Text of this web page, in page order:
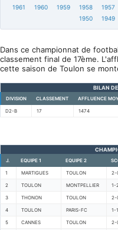
1961
1960 1959 1958 1957
1950
1949
Dans ce championnat de
classement final de 17ème.
cette saison de Toulon se
BILAN
DIVISION CLASSEMENT AFFLUENCE
D2-B 17 1474
J. EQUIPE 1 EQUIPE 2
1 MARTIGUES TOULON 2-
2 TOULON MONTPELLIER 1-
3 THONON TOULON 2-
4 TOULON PARIS-FC 1-1
5 CANNES TOULON 2-